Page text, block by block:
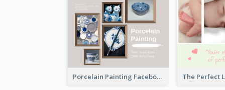
Porcelain Painting Facebook Post